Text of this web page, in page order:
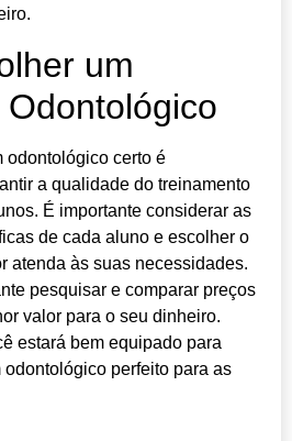
um
odontológico certo é
a qualidade do treinamento
É importante considerar as
de cada aluno e escolher o
atenda às suas necessidades.
pesquisar e comparar preços
valor para o seu dinheiro.
estará bem equipado para
perfeito para as